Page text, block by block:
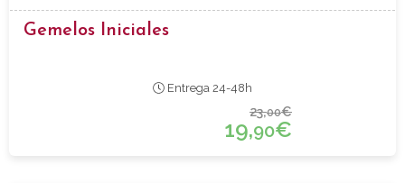
Gemelos Iniciales
Entrega 24-48h
23,00€
19,90€